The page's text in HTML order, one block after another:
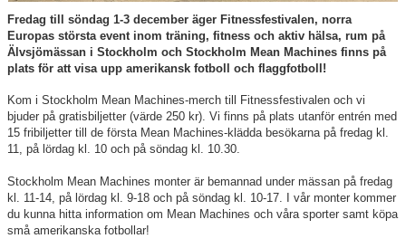
Fredag till söndag 1-3 december äger Fitnessfestivalen, norra
Europas största event inom träning, fitness och aktiv hälsa, rum på
Älvsjömässan i Stockholm och Stockholm Mean Machines finns på
plats för att visa upp amerikansk fotboll och flaggfotboll!
Kom i Stockholm Mean Machines-merch till Fitnessfestivalen och vi
bjuder på gratisbiljetter (värde 250 kr). Vi finns på plats utanför entrén med
15 fribiljetter till de första Mean Machines-klädda besökarna på fredag kl.
11, på lördag kl. 10 och på söndag kl. 10.30.
Stockholm Mean Machines monter är bemannad under mässan på fredag
kl. 11-14, på lördag kl. 9-18 och på söndag kl. 10-17. I vår monter kommer
du kunna hitta information om Mean Machines och våra sporter samt köpa
små amerikanska fotbollar!